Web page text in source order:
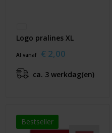
Logo pralines XL
Al vanaf € 2,00
ca. 3 werkdag(en)
Bestseller